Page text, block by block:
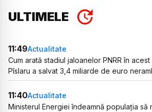
ULTIMELE
11:49Actualitate
Cum arată stadiul jaloanelor PNRR în acest
Pîslaru a salvat 3,4 miliarde de euro
11:40Actualitate
Ministerul Energiei îndeamnă populația să